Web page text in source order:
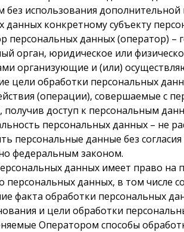
использования
данных конкретному субъекту
персональных данных (оператор) –
орган, юридическое или
организующие и (или)
цели обработки персональных
(операции), совершаемые с
получив доступ к персональным
персональных данных – не
персональные данные без
федеральным законом.
данных имеет право
персональных данных, в том числе
факта обработки персональных
и цели обработки
Оператором способы